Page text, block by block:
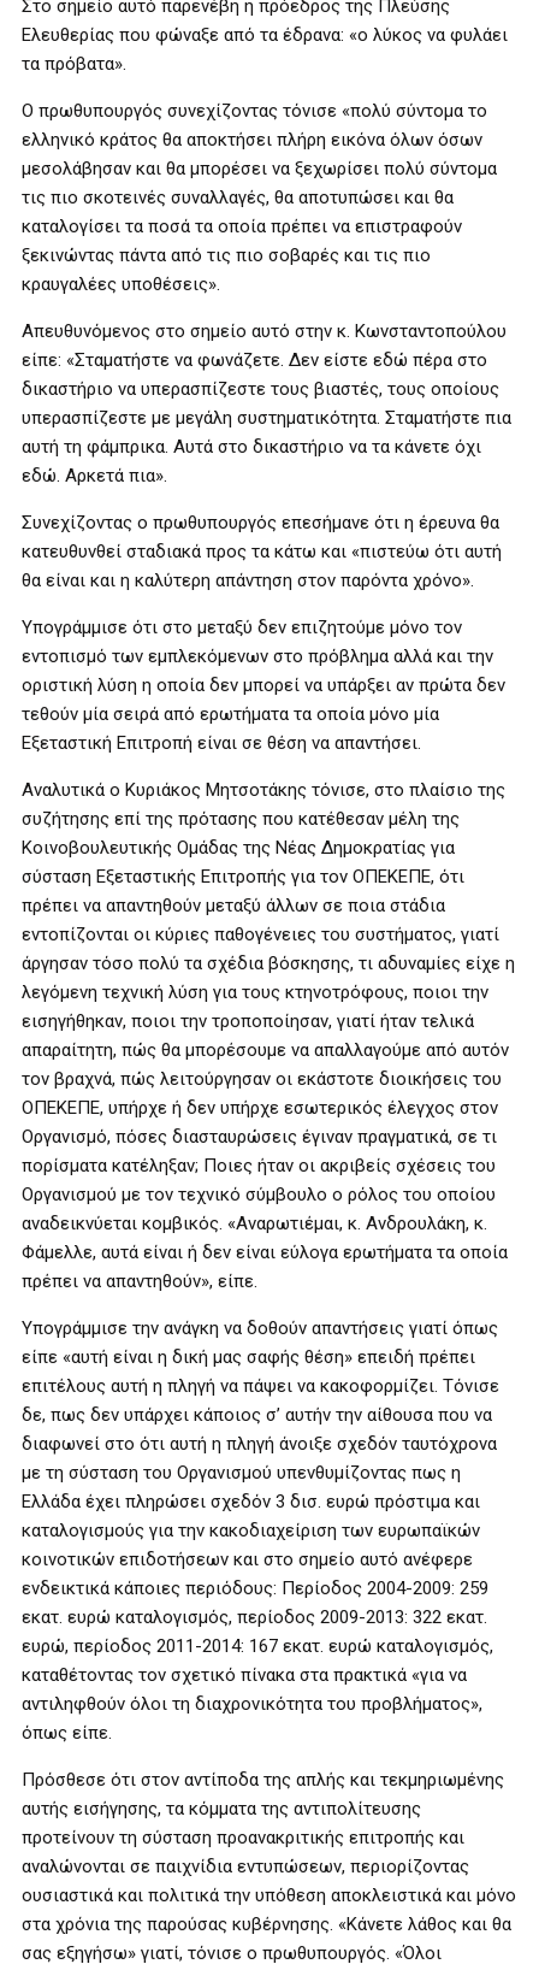
Στο σημείο αυτό παρενέβη η πρόεδρος της Πλεύσης
Ελευθερίας που φώναξε από τα έδρανα: «ο λύκος να φυλάει
τα πρόβατα».
Ο πρωθυπουργός συνεχίζοντας τόνισε «πολύ σύντομα το
ελληνικό κράτος θα αποκτήσει πλήρη εικόνα όλων όσων
μεσολάβησαν και θα μπορέσει να ξεχωρίσει πολύ σύντομα
τις πιο σκοτεινές συναλλαγές, θα αποτυπώσει και θα
καταλογίσει τα ποσά τα οποία πρέπει να επιστραφούν
ξεκινώντας πάντα από τις πιο σοβαρές και τις πιο
κραυγαλέες υποθέσεις».
Απευθυνόμενος στο σημείο αυτό στην κ. Κωνσταντοπούλου
είπε: «Σταματήστε να φωνάζετε. Δεν είστε εδώ πέρα στο
δικαστήριο να υπερασπίζεστε τους βιαστές, τους οποίους
υπερασπίζεστε με μεγάλη συστηματικότητα. Σταματήστε πια
αυτή τη φάμπρικα. Αυτά στο δικαστήριο να τα κάνετε όχι
εδώ. Αρκετά πια».
Συνεχίζοντας ο πρωθυπουργός επεσήμανε ότι η έρευνα θα
κατευθυνθεί σταδιακά προς τα κάτω και «πιστεύω ότι αυτή
θα είναι και η καλύτερη απάντηση στον παρόντα χρόνο».
Υπογράμμισε ότι στο μεταξύ δεν επιζητούμε μόνο τον
εντοπισμό των εμπλεκόμενων στο πρόβλημα αλλά και την
οριστική λύση η οποία δεν μπορεί να υπάρξει αν πρώτα δεν
τεθούν μία σειρά από ερωτήματα τα οποία μόνο μία
Εξεταστική Επιτροπή είναι σε θέση να απαντήσει.
Αναλυτικά ο Κυριάκος Μητσοτάκης τόνισε, στο πλαίσιο της
συζήτησης επί της πρότασης που κατέθεσαν μέλη της
Κοινοβουλευτικής Ομάδας της Νέας Δημοκρατίας για
σύσταση Εξεταστικής Επιτροπής για τον ΟΠΕΚΕΠΕ, ότι
πρέπει να απαντηθούν μεταξύ άλλων σε ποια στάδια
εντοπίζονται οι κύριες παθογένειες του συστήματος, γιατί
άργησαν τόσο πολύ τα σχέδια βόσκησης, τι αδυναμίες είχε η
λεγόμενη τεχνική λύση για τους κτηνοτρόφους, ποιοι την
εισηγήθηκαν, ποιοι την τροποποίησαν, γιατί ήταν τελικά
απαραίτητη, πώς θα μπορέσουμε να απαλλαγούμε από αυτόν
τον βραχνά, πώς λειτούργησαν οι εκάστοτε διοικήσεις του
ΟΠΕΚΕΠΕ, υπήρχε ή δεν υπήρχε εσωτερικός έλεγχος στον
Οργανισμό, πόσες διασταυρώσεις έγιναν πραγματικά, σε τι
πορίσματα κατέληξαν; Ποιες ήταν οι ακριβείς σχέσεις του
Οργανισμού με τον τεχνικό σύμβουλο ο ρόλος του οποίου
αναδεικνύεται κομβικός. «Αναρωτιέμαι, κ. Ανδρουλάκη, κ.
Φάμελλε, αυτά είναι ή δεν είναι εύλογα ερωτήματα τα οποία
πρέπει να απαντηθούν», είπε.
Υπογράμμισε την ανάγκη να δοθούν απαντήσεις γιατί όπως
είπε «αυτή είναι η δική μας σαφής θέση» επειδή πρέπει
επιτέλους αυτή η πληγή να πάψει να κακοφορμίζει. Τόνισε
δε, πως δεν υπάρχει κάποιος σ’ αυτήν την αίθουσα που να
διαφωνεί στο ότι αυτή η πληγή άνοιξε σχεδόν ταυτόχρονα
με τη σύσταση του Οργανισμού υπενθυμίζοντας πως η
Ελλάδα έχει πληρώσει σχεδόν 3 δισ. ευρώ πρόστιμα και
καταλογισμούς για την κακοδιαχείριση των ευρωπαϊκών
κοινοτικών επιδοτήσεων και στο σημείο αυτό ανέφερε
ενδεικτικά κάποιες περιόδους: Περίοδος 2004-2009: 259
εκατ. ευρώ καταλογισμός, περίοδος 2009-2013: 322 εκατ.
ευρώ, περίοδος 2011-2014: 167 εκατ. ευρώ καταλογισμός,
καταθέτοντας τον σχετικό πίνακα στα πρακτικά «για να
αντιληφθούν όλοι τη διαχρονικότητα του προβλήματος»,
όπως είπε.
Πρόσθεσε ότι στον αντίποδα της απλής και τεκμηριωμένης
αυτής εισήγησης, τα κόμματα της αντιπολίτευσης
προτείνουν τη σύσταση προανακριτικής επιτροπής και
αναλώνονται σε παιχνίδια εντυπώσεων, περιορίζοντας
ουσιαστικά και πολιτικά την υπόθεση αποκλειστικά και μόνο
στα χρόνια της παρούσας κυβέρνησης. «Κάνετε λάθος και θα
σας εξηγήσω» γιατί, τόνισε ο πρωθυπουργός. «Όλοι